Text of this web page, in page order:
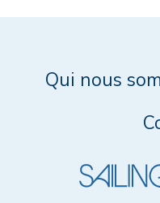
Qui nous